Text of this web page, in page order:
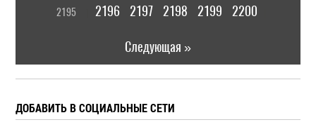
2195 2196 2197 2198 2199 2200
Следующая »
ДОБАВИТЬ В СОЦИАЛЬНЫЕ СЕТИ